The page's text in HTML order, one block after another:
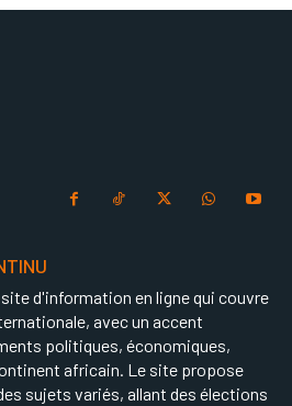
d'information en ligne qui couvre
avec un accent
politiques, économiques,
africain. Le site propose
sujets variés, allant des élections